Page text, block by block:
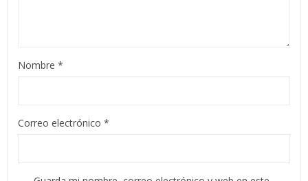
Nombre *
Correo electrónico *